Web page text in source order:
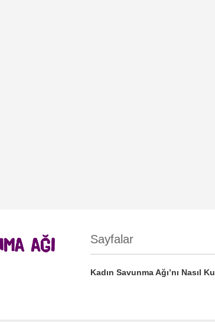
Sayfalar
Kadın Savunma Ağı’nı Nasıl